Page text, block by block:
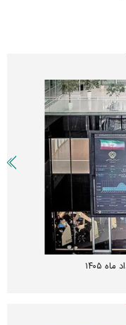
چهاردهم تا طرفداری